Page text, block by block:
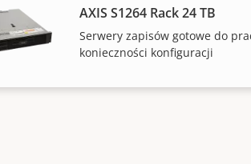
AXIS S1264 Rack 24 TB
Serwery zapisów gotowe do
konieczności konfiguracji